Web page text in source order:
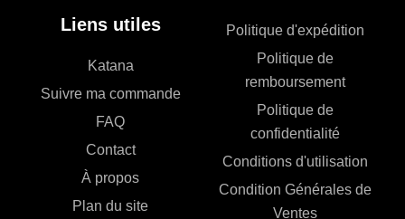
Liens utiles
Katana
Suivre ma commande
FAQ
Contact
À propos
Plan du site
Politique d'expédition
Politique de
remboursement
Politique de
confidentialité
Conditions d'utilisation
Condition Générales de
Ventes